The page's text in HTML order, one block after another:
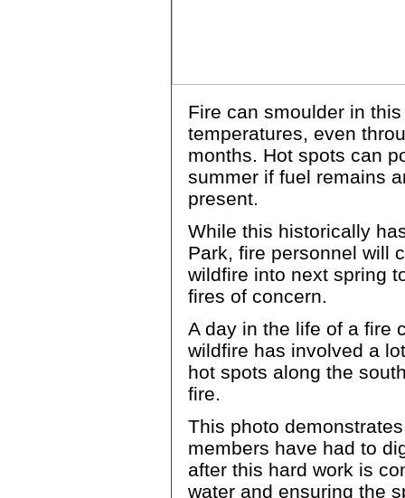
Fire can smoulder in
temperatures, even
months. Hot spots can
summer if fuel remains
present.
While this historically
Park, fire personnel will
wildfire into next spring
fires of concern.
A day in the life of a fire
wildfire has involved a
hot spots along the
fire.
This photo
members have had to
after this hard work is
water and ensuring the